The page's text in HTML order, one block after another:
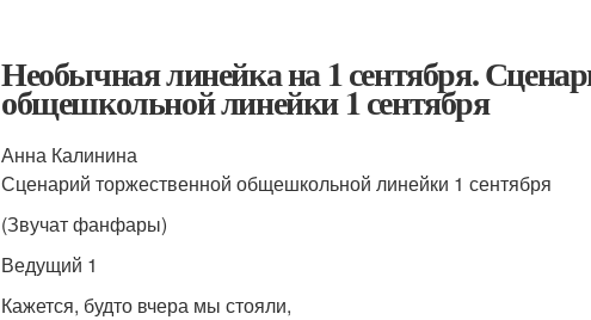
Необычная линейка на 1 сентября.
общешкольной линейки 1 сентября
Анна Калинина
Сценарий торжественной общешкольной линейки 1 сентября
(Звучат фанфары)
Ведущий 1
Кажется, будто вчера мы стояли,